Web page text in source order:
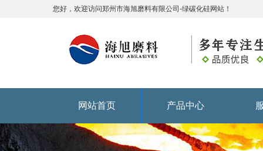
您好，欢迎访问郑州市海旭磨料有限公司-绿碳化硅网站！
网站首页 产品中心